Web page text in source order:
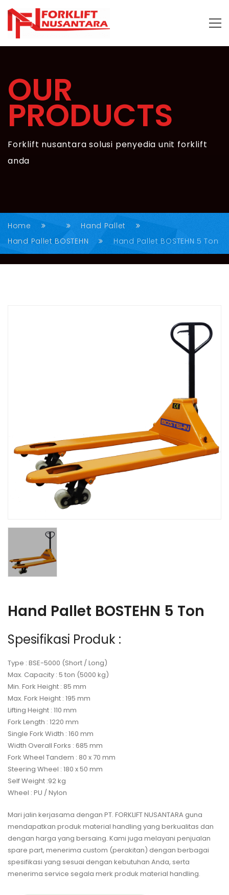
OUR
PRODUCTS
Forklift nusantara solusi penyedia unit forklift
anda
Home
Hand Pallet
Hand Pallet BOSTEHN
Hand Pallet BOSTEHN 5 Ton
Hand Pallet BOSTEHN 5 Ton
Spesifikasi Produk :
Type : BSE-5000 (Short / Long)
Max. Capacity : 5 ton (5000 kg)
Min. Fork Height : 85 mm
Max. Fork Height : 195 mm
Lifting Height : 110 mm
Fork Length : 1220 mm
Single Fork Width : 160 mm
Width Overall Forks : 685 mm
Fork Wheel Tandem : 80 x 70 mm
Steering Wheel : 180 x 50 mm
Self Weight :92 kg
Wheel : PU / Nylon
Mari jalin kerjasama dengan PT. FORKLIFT NUSANTARA guna
mendapatkan produk material handling yang berkualitas dan
dengan harga yang bersaing. Kami juga melayani penjualan
spare part, menerima custom (perakitan) dengan berbagai
spesifikasi yang sesuai dengan kebutuhan Anda, serta
menerima service segala merk produk material handling.